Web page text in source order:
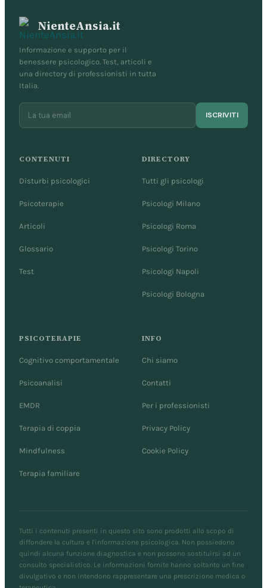
NienteAnsia.it
Informazione e supporto per il
benessere psicologico. Test, articoli e
una directory di professionisti in tutta
Italia.
ISCRIVITI
CONTENUTI
Disturbi psicologici
Psicoterapie
Articoli
Glossario
Test
DIRECTORY
Tutti gli psicologi
Psicologi Milano
Psicologi Roma
Psicologi Torino
Psicologi Napoli
Psicologi Bologna
PSICOTERAPIE
Cognitivo comportamentale
Psicoanalisi
EMDR
Terapia di coppia
Mindfulness
Terapia familiare
INFO
Chi siamo
Contatti
Per i professionisti
Privacy Policy
Cookie Policy
Tutti i contenuti presenti in questo sito sono prodotti allo scopo di
diffondere la cultura e l'informazione psicologica. Non possiedono
quindi alcuna funzione diagnostica e non possono sostituirsi ad un
consulto specialistico. Le informazioni fornite hanno soltanto un fine
divulgativo e non intendono rappresentare una prescrizione medica o